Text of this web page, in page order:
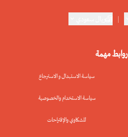
روابط مهمة
سياسة الاستبدال و الاسترجاع
سياسة الاستخدام والخصوصية
للشكاوي والإقتراحات
|